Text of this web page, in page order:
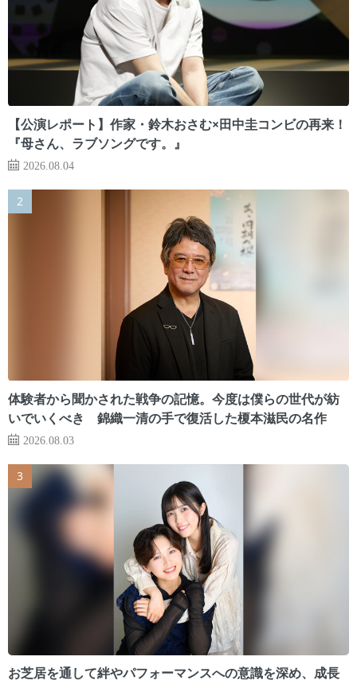
【公演レポート】作家・鈴木おさむ×田中圭コンビの再来！
『母さん、ラブソングです。』
2026.08.04
体験者から聞かされた戦争の記憶。今度は僕らの世代が紡
いでいくべき 錦織一清の手で復活した榎本滋民の名作
2026.08.03
お芝居を通して絆やパフォーマンスへの意識を深め、成長